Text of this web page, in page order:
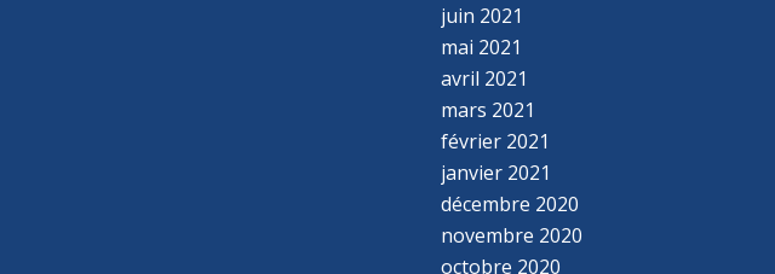
juin 2021
mai 2021
avril 2021
mars 2021
février 2021
janvier 2021
décembre 2020
novembre 2020
octobre 2020